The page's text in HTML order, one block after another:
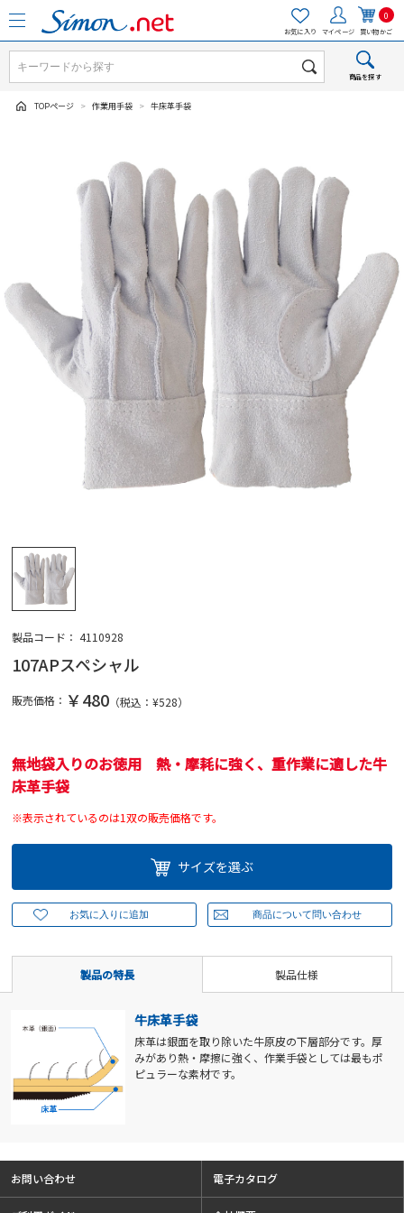
お気に入り マイページ
0
買い物かご
商品を探す
TOPページ > 作業用手袋 > 牛床革手袋
製品コード： 4110928
107APスペシャル
販売価格： ￥480 （税込：¥528）
無地袋入りのお徳用 熱・摩耗に強く、重作業に適した牛
床革手袋
※表示されているのは1双の販売価格です。
サイズを選ぶ
製品の特長 製品仕様
牛床革手袋
床革は銀面を取り除いた牛原皮の下層部分です。厚
みがあり熱・摩擦に強く、作業手袋としては最もポ
ピュラーな素材です。
お問い合わせ 電子カタログ